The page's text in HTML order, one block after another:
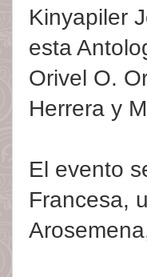
Kinyapiler
esta
Orivel O.
Herrera y
El evento
Francesa,